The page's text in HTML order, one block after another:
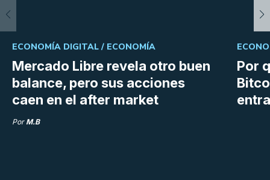
Mercado Libre revela otro buen
balance, pero sus acciones
caen en el after market
ECONOMÍA DIGITAL / ECONOMÍA
Por M.B
Por